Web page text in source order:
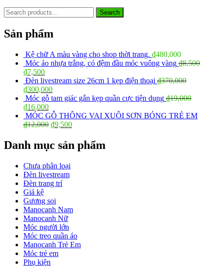
Search
for:
Search
Sản phẩm
Kệ chữ A màu vàng cho shop thời trang. ₫480,000
Móc áo nhựa trắng, có đệm đầu móc vuông vàng ₫8,500
₫7,500
Đèn livestream size 26cm 1 kẹp điện thoại ₫370,000
₫300,000
Móc gỗ tam giác gắn kẹp quần cực tiện dụng ₫19,000
₫16,000
MÓC GỖ THÔNG VAI XUÔI SƠN BÓNG TRẺ EM
₫12,000 ₫9,500
Danh mục sản phẩm
Chưa phân loại
Đèn livestream
Đèn trang trí
Giá kệ
Gương soi
Manocanh Nam
Manocanh Nữ
Móc người lớn
Móc treo quần áo
Manocanh Trẻ Em
Móc trẻ em
Phụ kiện